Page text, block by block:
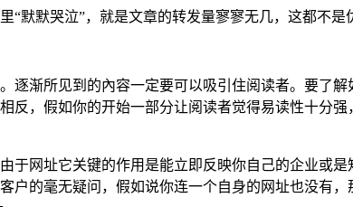
默默哭泣”，就是文章的转发量寥寥无几，这都不是
渐所见到的內容一定要可以吸引住阅读者。要了解
，假如你的开始一部分让阅读者觉得易读性十分
网址它关键的作用是能立即反映你自己的企业或
的毫无疑问，假如说你连一个自身的网址也没有